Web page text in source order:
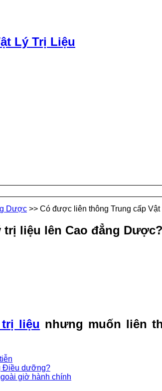
Lý Trị Liệu
Dược >> Có được liên thông Trung cấp
liệu lên Cao đẳng Dược?
liệu nhưng muốn liên
Điều dưỡng?
giờ hành chính